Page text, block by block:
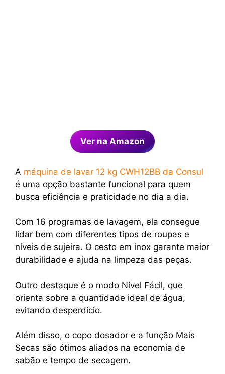
Ver na Amazon
A máquina de lavar 12 kg CWH12BB da Consul
é uma opção bastante funcional para quem
busca eficiência e praticidade no dia a dia.
Com 16 programas de lavagem, ela consegue
lidar bem com diferentes tipos de roupas e
níveis de sujeira. O cesto em inox garante maior
durabilidade e ajuda na limpeza das peças.
Outro destaque é o modo Nível Fácil, que
orienta sobre a quantidade ideal de água,
evitando desperdício.
Além disso, o copo dosador e a função Mais
Secas são ótimos aliados na economia de
sabão e tempo de secagem.